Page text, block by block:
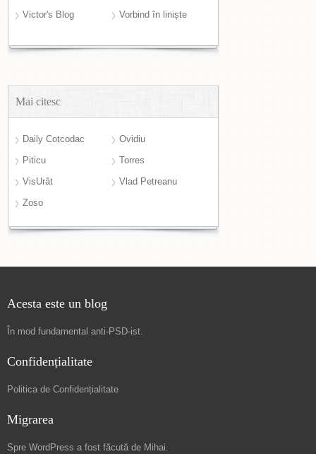
Victor's Blog
Vorbind în liniște
Mai citesc
Daily Cotcodac
Ovidiu
Piticu
Torres
VisUrât
Vlad Petreanu
Zoso
Acesta este un blog
În mod fundamental anti-PSD-ist.
Confidențialitate
Politica de Confidențialitate
Migrarea
Spre WordPress a fost făcută de Mihai.